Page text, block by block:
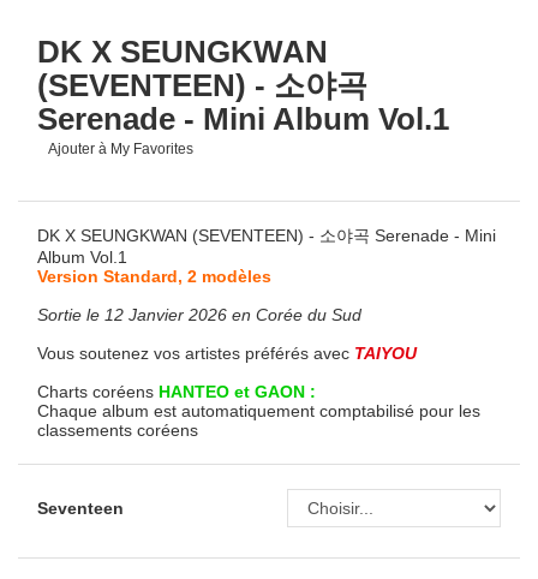
DK X SEUNGKWAN
(SEVENTEEN) - 소야곡
Serenade - Mini Album Vol.1
Ajouter à My Favorites
DK X SEUNGKWAN (SEVENTEEN) - 소야곡 Serenade - Mini
Album Vol.1
Version Standard, 2 modèles
Sortie le 12 Janvier 2026 en Corée du Sud
Vous soutenez vos artistes préférés avec TAIYOU
Charts coréens HANTEO et GAON :
Chaque album est automatiquement comptabilisé pour les
classements coréens
Seventeen